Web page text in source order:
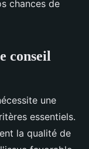
chances de
conseil
une
essentiels.
la qualité de